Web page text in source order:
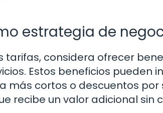
estrategia de
tarifas, considera ofrecer
Estos beneficios pueden
más cortos o descuentos por
recibe un valor adicional sin